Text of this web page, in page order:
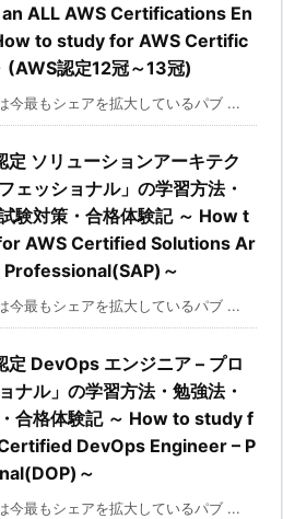
ALL AWS Certifications En
to study for AWS Certific
認定12冠～13冠)
最もシェアを拡大しているパブ ...
定 ソリューションアーキテク
ェッショナル」の学習方法・
験対策・合格体験記 ～ How t
AWS Certified Solutions Ar
～
最もシェアを拡大しているパブ ...
定 DevOps エンジニア – プロ
ナル」の学習方法・勉強法・
合格体験記 ～ How to study f
DevOps Engineer – P
～
最もシェアを拡大しているパブ ...